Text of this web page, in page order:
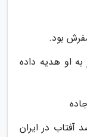
بود.
او هدیه داده
در ایران